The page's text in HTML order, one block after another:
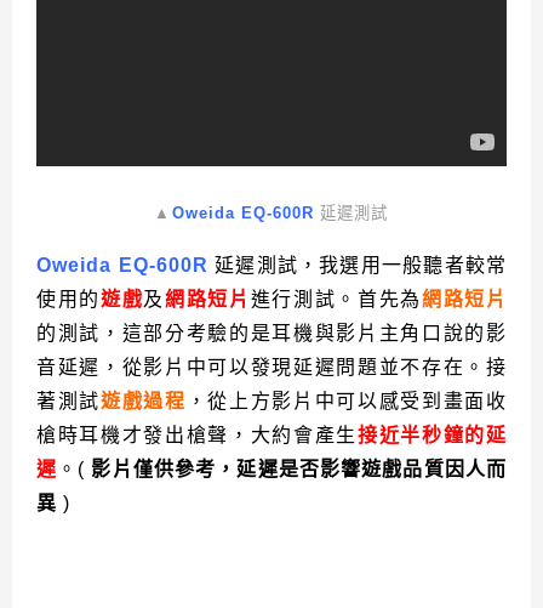
▲ Oweida EQ-600R 延遲測試
Oweida EQ-600R 延遲測試，我選用一般聽者較常
使用的遊戲及網路短片 進行測試。首先為網路短片
的測試，這部分考驗的是耳機與影片主角口說的影
音延遲，從影片中可以發現延遲問題並不存在。接
著測試遊戲過程 ，從上方影片中可以感受到畫面收
槍時耳機才發出槍聲，大約會產生接近半秒鐘的延
遲 。( 影片僅供參考，延遲是否影響遊戲品質因人而
異 )